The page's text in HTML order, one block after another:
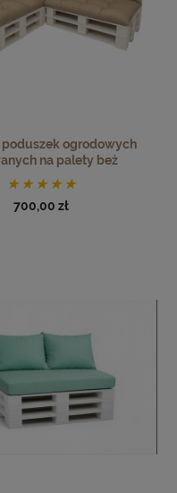
poduszek ogrodowych
na palety beż
700,00 zł